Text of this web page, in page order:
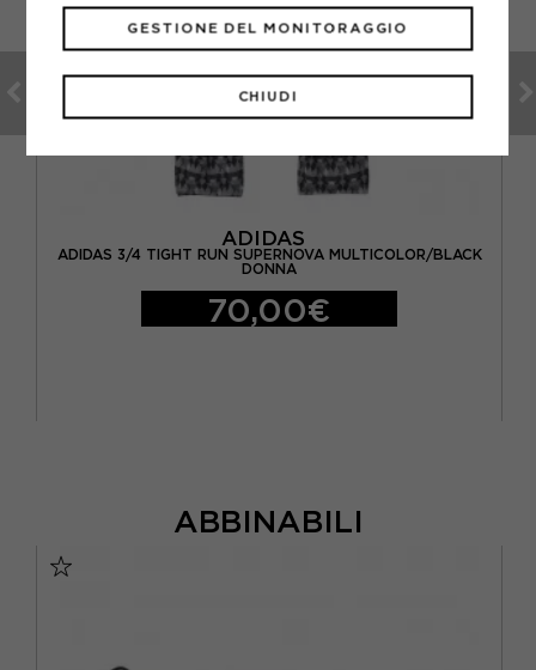
ADIDAS
ADIDAS 3/4 TIGHT RUN SUPERNOVA MULTICOLOR/BLACK
DONNA
70,00€
ABBINABILI
CHIUDI
GESTIONE DEL MONITORAGGIO